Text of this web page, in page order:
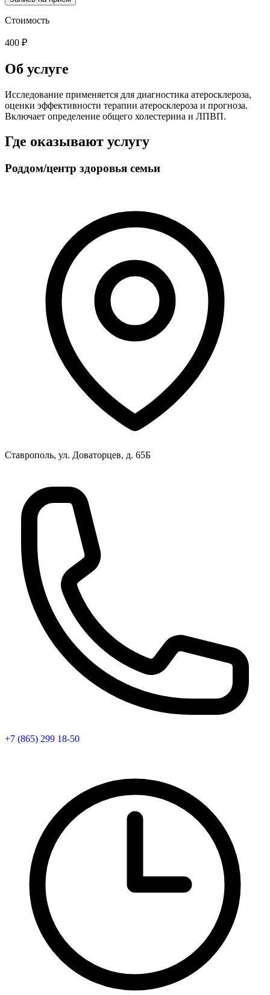
Стоимость
400 ₽
Об услуге
Исследование применяется для диагностика атеросклероза,
оценки эффективности терапии атеросклероза и прогноза.
Включает определение общего холестерина и ЛПВП.
Где оказывают услугу
Роддом/центр здоровья семьи
Ставрополь, ул. Доваторцев, д. 65Б
+7 (865) 299 18-50